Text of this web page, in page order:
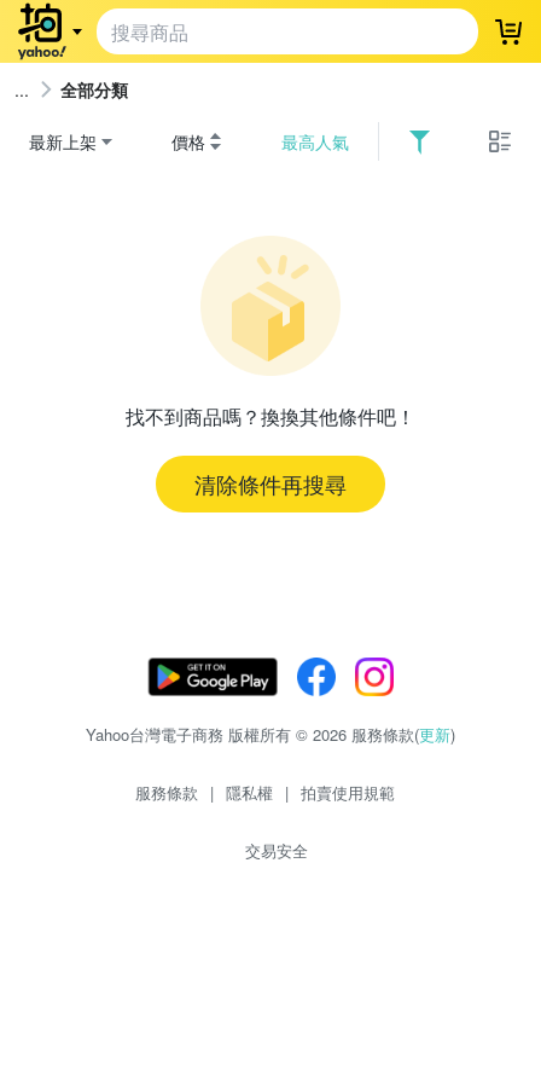
登
全部分類
最新上架 價格 最高人氣
找不到商品嗎？換換其他條件吧！
清除條件再搜尋
Yahoo台灣電子商務 版權所有 © 2026 服務條款(更新)
服務條款 | 隱私權 | 拍賣使用規範
交易安全